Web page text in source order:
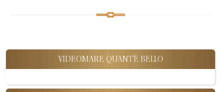
VIDEOMARE QUANT'È BELLO